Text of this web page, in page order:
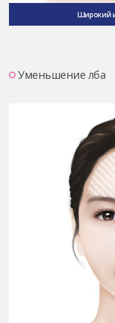
Широкий
Уменьшение лба